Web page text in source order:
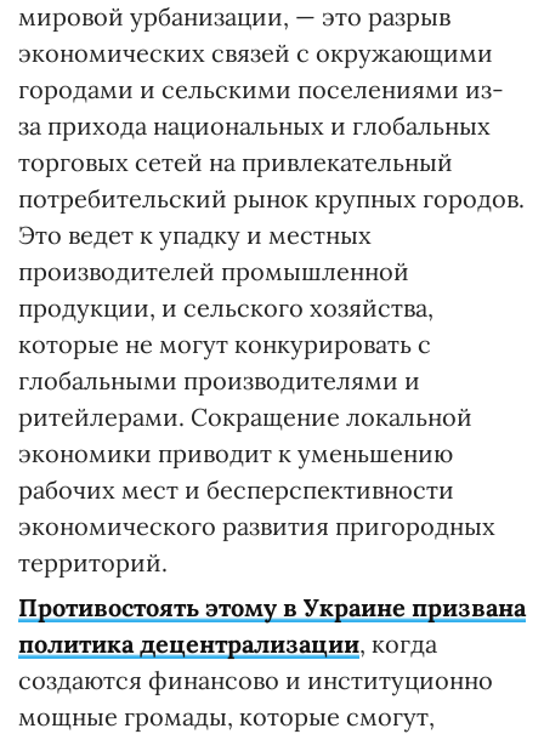
мировой урбанизации, — это разрыв
экономических связей с окружающими
городами и сельскими поселениями из-
за прихода национальных и глобальных
торговых сетей на привлекательный
потребительский рынок крупных городов.
Это ведет к упадку и местных
производителей промышленной
продукции, и сельского хозяйства,
которые не могут конкурировать с
глобальными производителями и
ритейлерами. Сокращение локальной
экономики приводит к уменьшению
рабочих мест и бесперспективности
экономического развития пригородных
территорий.
Противостоять этому в Украине призвана
политика децентрализации, когда
создаются финансово и институционно
мощные громады, которые смогут,